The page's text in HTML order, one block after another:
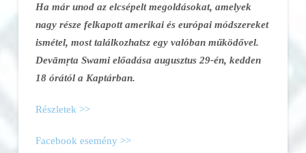
Ha már unod az elcsépelt megoldásokat, amelyek
nagy része felkapott amerikai és európai módszereket
ismétel, most találkozhatsz egy valóban működővel.
Devāmṛta Swami előadása augusztus 29-én, kedden
18 órától a Kaptárban.
Részletek >>
Facebook esemény >>